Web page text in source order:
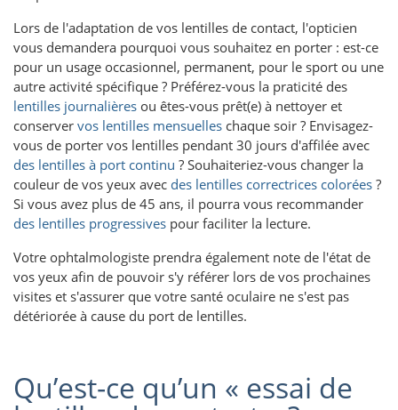
Lors de l'adaptation de vos lentilles de contact, l'opticien
vous demandera pourquoi vous souhaitez en porter : est-ce
pour un usage occasionnel, permanent, pour le sport ou une
autre activité spécifique ? Préférez-vous la praticité des
lentilles journalières ou êtes-vous prêt(e) à nettoyer et
conserver vos lentilles mensuelles chaque soir ? Envisagez-
vous de porter vos lentilles pendant 30 jours d'affilée avec
des lentilles à port continu ? Souhaiteriez-vous changer la
couleur de vos yeux avec des lentilles correctrices colorées ?
Si vous avez plus de 45 ans, il pourra vous recommander
des lentilles progressives pour faciliter la lecture.
Votre ophtalmologiste prendra également note de l'état de
vos yeux afin de pouvoir s'y référer lors de vos prochaines
visites et s'assurer que votre santé oculaire ne s'est pas
détériorée à cause du port de lentilles.
Qu’est-ce qu’un « essai de